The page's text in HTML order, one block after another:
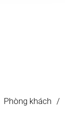
Phòng khách /